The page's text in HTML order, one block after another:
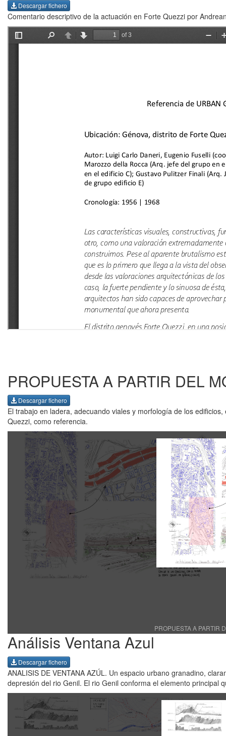
Descargar fichero
Comentario descriptivo de la actuación en Forte Quezzi por
PROPUESTA A PARTIR DEL
Descargar fichero
El trabajo en ladera, adecuando viales y morfología de los
Quezzi, como referencia.
PROPUESTA A PARTIR
Análisis Ventana Azul
Descargar fichero
ANALISIS DE VENTANA AZÚL. Un espacio urbano granadino,
depresión del rio Genil. El rio Genil conforma el elemento